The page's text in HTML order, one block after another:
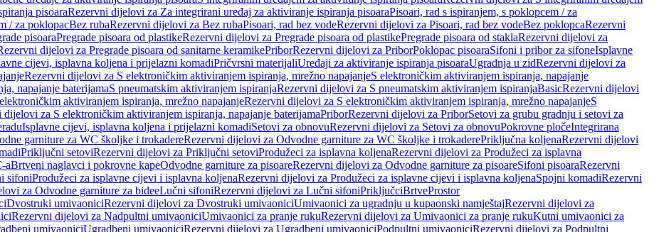
pisoaraRezervni dijelovi za Za integrirani uređaj za aktiviranje ispiranja pisoaraPisoari, rad s ispiranjem, s poklopcem / za
/ za poklopacBez rubaRezervni dijelovi za Bez rubaPisoari, rad bez vodeRezervni dijelovi za Pisoari, rad bez vodeBez poklopcaRezervni
pisoaraPregrade pisoara od plastikeRezervni dijelovi za Pregrade pisoara od plastikePregrade pisoara od staklaRezervni dijelovi za
dijelovi za Pregrade pisoara od sanitarne keramikePriborRezervni dijelovi za PriborPoklopac pisoaraSifoni i pribor za sifoneIsplavne
cijevi, isplavna koljena i prijelazni komadiPričvrsni materijaliUređaji za aktiviranje ispiranja pisoaraUgradnja u zidRezervni dijelovi za
Rezervni dijelovi za S elektroničkim aktiviranjem ispiranja, mrežno napajanjeS elektroničkim aktiviranjem ispiranja, napajanje
napajanje baterijamaS pneumatskim aktiviranjem ispiranjaRezervni dijelovi za S pneumatskim aktiviranjem ispiranjaBasicRezervni dijelovi
aktiviranjem ispiranja, mrežno napajanjeRezervni dijelovi za S elektroničkim aktiviranjem ispiranja, mrežno napajanjeS
dijelovi za S elektroničkim aktiviranjem ispiranja, napajanje baterijamaPriborRezervni dijelovi za PriborSetovi za grubu gradnju i setovi za
Isplavne cijevi, isplavna koljena i prijelazni komadiSetovi za obnovuRezervni dijelovi za Setovi za obnovuPokrovne pločeIntegrirana
garniture za WC školjke i trokadereRezervni dijelovi za Odvodne garniture za WC školjke i trokaderePriključna koljenaRezervni dijelovi
Priključni setoviRezervni dijelovi za Priključni setoviProdužeci za isplavna koljenaRezervni dijelovi za Produžeci za isplavna
aBrtveni naglavci i pokrovne kapeOdvodne garniture za pisoareRezervni dijelovi za Odvodne garniture za pisoareSifoni pisoaraRezervni
sifoniProdužeci za isplavne cijevi i isplavna koljenaRezervni dijelovi za Produžeci za isplavne cijevi i isplavna koljenaSpojni komadiRezervni
za Odvodne garniture za bideeLučni sifoniRezervni dijelovi za Lučni sifoniPriključciBrtveProstor
Dvostruki umivaoniciRezervni dijelovi za Dvostruki umivaoniciUmivaonici za ugradnju u kupaonski namještajRezervni dijelovi za
Rezervni dijelovi za Nadpultni umivaoniciUmivaonici za pranje rukuRezervni dijelovi za Umivaonici za pranje rukuKutni umivaonici za
umivaoniciUgradbeni umivaoniciRezervni dijelovi za Ugradbeni umivaoniciPodpultni umivaoniciRezervni dijelovi za Podpultni